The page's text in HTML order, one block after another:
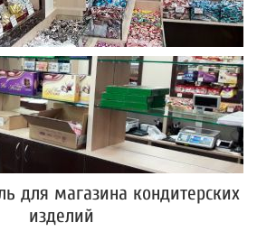
для магазина кондитерских
изделий